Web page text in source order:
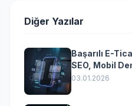
Diğer Yazılar
Başarılı E-
SEO, Mobil
Yazılımın
03.01.2026